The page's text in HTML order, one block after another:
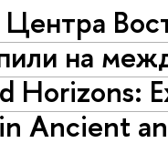
на
Horizons:
Ancient